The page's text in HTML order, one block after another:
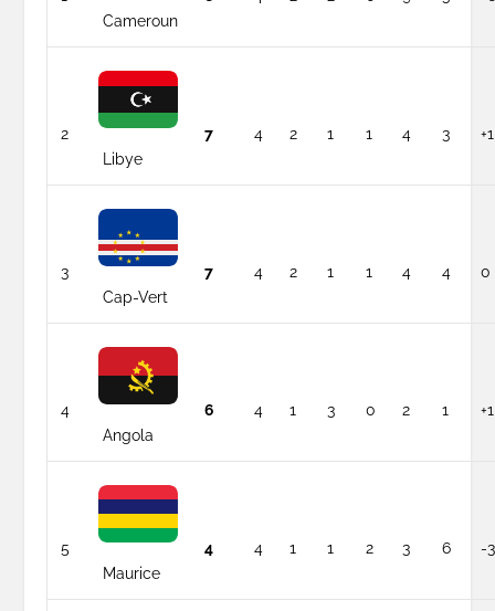
Cameroun
2
Libye
7 4 2 1 1 4 3 +1
3
Cap-Vert
7 4 2 1 1 4 4 0
4
Angola
6 4 1 3 0 2 1 +1
5
Maurice
4 4 1 1 2 3 6 -3